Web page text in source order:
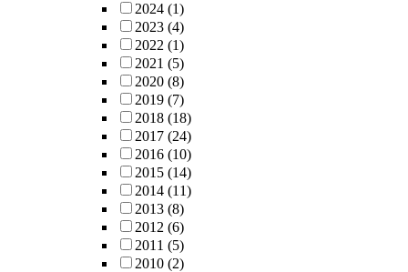
2024 (1)
2023 (4)
2022 (1)
2021 (5)
2020 (8)
2019 (7)
2018 (18)
2017 (24)
2016 (10)
2015 (14)
2014 (11)
2013 (8)
2012 (6)
2011 (5)
2010 (2)